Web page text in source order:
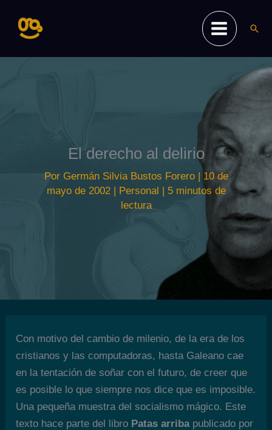
contenido
El derecho al delirio
Por Germán Silvia Bustos Forero | 10 de
mayo de 2002 | Personal | 5 minutos de
lectura
Con motivo del cambio de milenio, de la era de los
cristianos y las computadoras, hasta Galeano cae
en la tentación de soñar con el futuro, de creer que
es posible lo que siempre nos dice que es imposible.
Una pequeña muestra del socialismo mágico. Este
texto hace parte del libro Patas arribapublicado por